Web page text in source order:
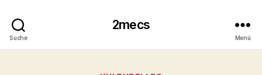
Suche
2mecs
Menü